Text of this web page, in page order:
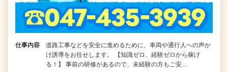
仕事内容
道路工事などを安全に進めるために、車両や通行人への声か
け誘導をお任せします。 【知識ゼロ、経験ゼロから稼げ
る！】 事前の研修があるので、未経験の方もご安…